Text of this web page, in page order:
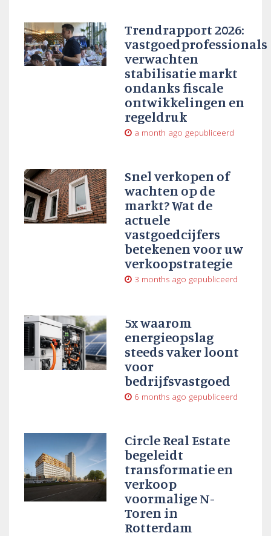
Trendrapport 2026:
vastgoedprofessionals
verwachten
stabilisatie markt
ondanks fiscale
ontwikkelingen en
regeldruk
a month ago gepubliceerd
Snel verkopen of
wachten op de
markt? Wat de
actuele
vastgoedcijfers
betekenen voor uw
verkoopstrategie
3 months ago gepubliceerd
5x waarom
energieopslag
steeds vaker loont
voor
bedrijfsvastgoed
6 months ago gepubliceerd
Circle Real Estate
begeleidt
transformatie en
verkoop
voormalige N-
Toren in
Rotterdam